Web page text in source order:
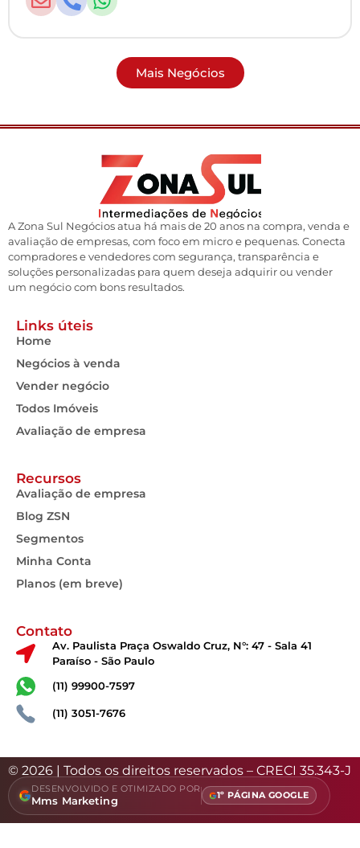
Mais Negócios
A Zona Sul Negócios atua há mais de 20 anos na compra, venda e
avaliação de empresas, com foco em micro e pequenas. Conecta
compradores e vendedores com segurança, transparência e
soluções personalizadas para quem deseja adquirir ou vender
um negócio com bons resultados.
Links úteis
Home
Negócios à venda
Vender negócio
Todos Imóveis
Avaliação de empresa
Recursos
Avaliação de empresa
Blog ZSN
Segmentos
Minha Conta
Planos (em breve)
Contato
Av. Paulista Praça Oswaldo Cruz, N°: 47 - Sala 41
Paraíso - São Paulo
(11) 99900-7597
(11) 3051-7676
© 2026 | Todos os direitos reservados – CRECI 35.343-J
DESENVOLVIDO E OTIMIZADO POR
Mms Marketing 1º PÁGINA GOOGLE